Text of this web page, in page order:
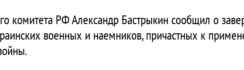
комитета РФ Александр Бастрыкин сообщил о
военных и наемников, причастных к